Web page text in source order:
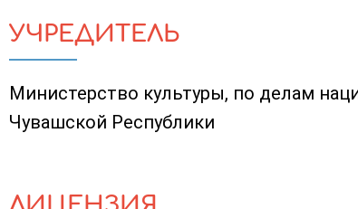
УЧРЕДИТЕЛЬ
Министерство культуры, по делам
Чувашской Республики